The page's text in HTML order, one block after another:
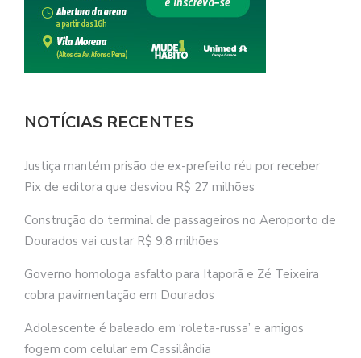
NOTÍCIAS RECENTES
Justiça mantém prisão de ex-prefeito réu por receber
Pix de editora que desviou R$ 27 milhões
Construção do terminal de passageiros no Aeroporto de
Dourados vai custar R$ 9,8 milhões
Governo homologa asfalto para Itaporã e Zé Teixeira
cobra pavimentação em Dourados
Adolescente é baleado em ‘roleta-russa’ e amigos
fogem com celular em Cassilândia